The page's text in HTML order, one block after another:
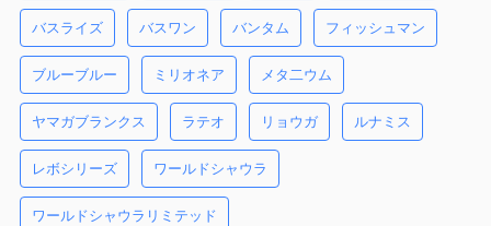
バスライズ バスワン バンタム フィッシュマン
ブルーブルー ミリオネア メタ二ウム
ヤマガブランクス ラテオ リョウガ ルナミス
レボシリーズ ワールドシャウラ
ワールドシャウラリミテッド